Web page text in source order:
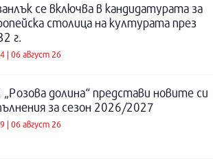
се включва в кандидатурата за
столица на културата през
г.
| 06 август 26
долина“ представи новите си
за сезон 2026/2027
| 06 август 26